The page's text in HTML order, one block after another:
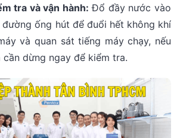
tra và vận hành: Đổ đầy nước vào
ống hút để đuổi hết không khí
và quan sát tiếng máy chạy, nếu
dừng ngay để kiểm tra.